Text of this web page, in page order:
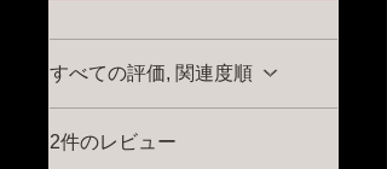
すべての評価, 関連度順
2件のレビュー